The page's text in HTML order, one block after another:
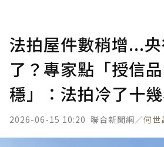
法拍屋件數稍增...
了？專家點「授信
穩」：法拍冷了十
2026-06-15 10:20 聯合新聞網／何世